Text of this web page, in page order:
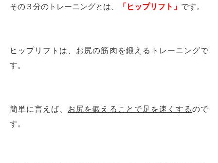
その３分のトレーニングとは、 「ヒップリフト」 です。
ヒップリフトは、お尻の筋肉を鍛えるトレーニングで
す。
簡単に言えば、 お尻を鍛えることで足を速くするので
す。